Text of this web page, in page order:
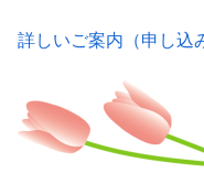
詳しいご案内（申し込